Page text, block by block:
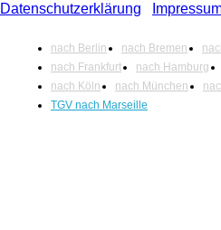
Datenschutzerklärung
nach Berlin nach Bremen
nach Frankfurt
nach Hamburg
nach Köln
nach München
TGV nach Marseille